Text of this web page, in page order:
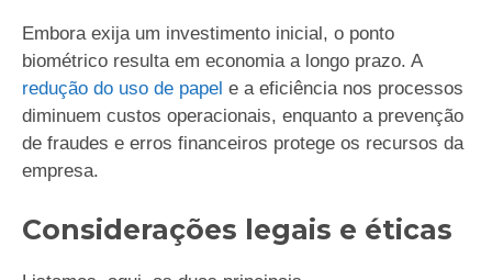
Embora exija um investimento inicial, o ponto
biométrico resulta em economia a longo prazo. A
redução do uso de papel e a eficiência nos processos
diminuem custos operacionais, enquanto a prevenção
de fraudes e erros financeiros protege os recursos da
empresa.
Considerações legais e éticas